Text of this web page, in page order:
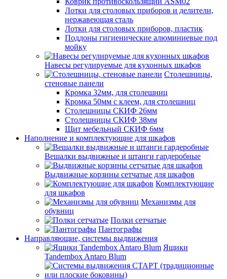
Лотки для столовых приборов и делители,
нержавеющая сталь
Лотки для столовых приборов, пластик
Поддоны гигиенические алюминиевые под
мойку
Навесы регулируемые для кухонных шкафов
Столешницы,
стеновые панели
Кромка 32мм, для столешниц
Кромка 50мм с клеем, для столешниц
Столешницы СКИФ 26мм
Столешницы СКИФ 38мм
Щит мебельный СКИФ 6мм
Наполнение и комплектующие для шкафов
Вешалки выдвижные и штанги гардеробные
Выдвижные корзины сетчатые для шкафов
Комплектующие
для шкафов
Механизмы для
обувниц
Полки сетчатые
Пантографы
Направляющие, системы выдвижения
Ящики
Tandembox Antaro Blum